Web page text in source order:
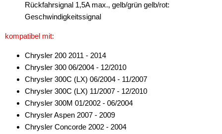
Rückfahrsignal 1,5A max., gelb/grün gelb/rot:
Geschwindigkeitssignal
kompatibel mit:
Chrysler 200 2011 - 2014
Chrysler 300 06/2004 - 12/2010
Chrysler 300C (LX) 06/2004 - 11/2007
Chrysler 300C (LX) 11/2007 - 12/2010
Chrysler 300M 01/2002 - 06/2004
Chrysler Aspen 2007 - 2009
Chrysler Concorde 2002 - 2004